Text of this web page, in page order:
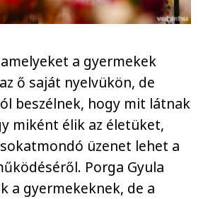
a gyermekek
ő saját nyelvükön, de
beszélnek, hogy mit látnak
miként élik az életüket,
üzenet lehet a
Porga Gyula
a gyermekeknek, de a